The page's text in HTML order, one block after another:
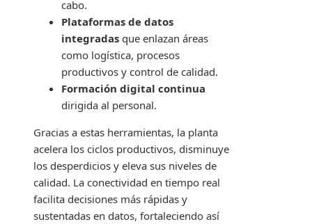
cabo.
Plataformas de datos
integradas que enlazan áreas
como logística, procesos
productivos y control de calidad.
Formación digital continua
dirigida al personal.
Gracias a estas herramientas, la planta
acelera los ciclos productivos, disminuye
los desperdicios y eleva sus niveles de
calidad. La conectividad en tiempo real
facilita decisiones más rápidas y
sustentadas en datos, fortaleciendo así